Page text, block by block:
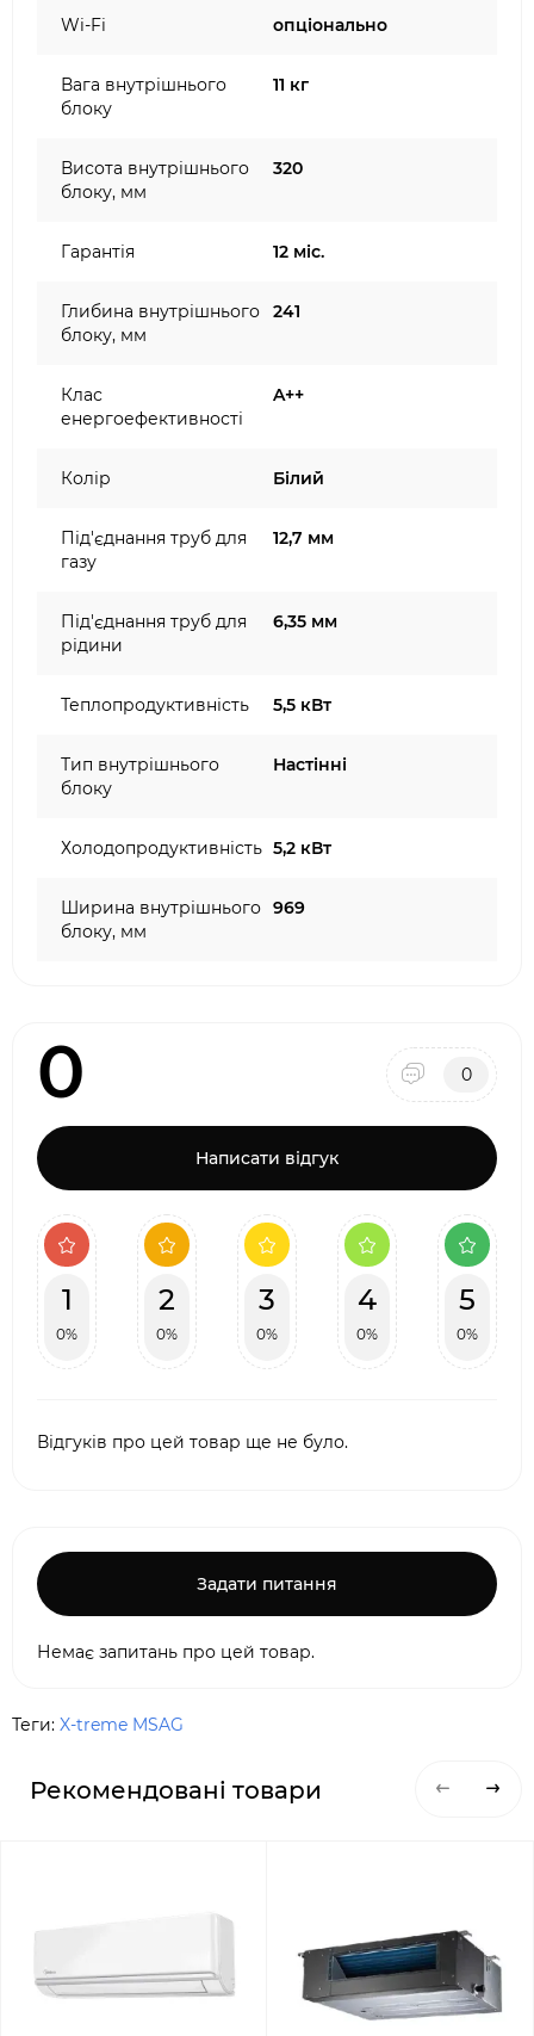
Wi-Fi опціонально
Вага внутрішнього
блоку
11 кг
Висота внутрішнього
блоку, мм
320
Гарантія 12 міс.
Глибина внутрішнього
блоку, мм
241
Клас
енергоефективності
A++
Колір Білий
Під'єднання труб для
газу
12,7 мм
Під'єднання труб для
рідини
6,35 мм
Теплопродуктивність 5,5 кВт
Тип внутрішнього
блоку
Настінні
Холодопродуктивність 5,2 кВт
Ширина внутрішнього
блоку, мм
969
0 0
Написати відгук
1
0%
2
0%
3
0%
4
0%
5
0%
Відгуків про цей товар ще не було.
Задати питання
Немає запитань про цей товар.
Теги: X-treme MSAG
Рекомендовані товари